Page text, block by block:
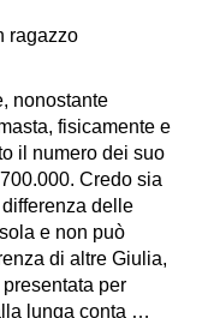
ragazzo
nonostante
fisicamente e
il numero dei suo
Credo sia
delle
e non può
di altre Giulia,
per
lunga conta …